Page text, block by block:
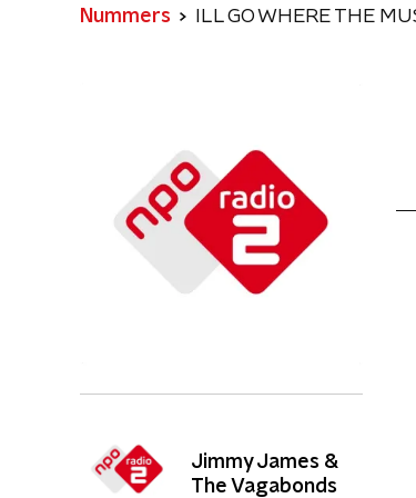
Nummers ILL GO WHERE THE
Jimmy James &
The Vagabonds